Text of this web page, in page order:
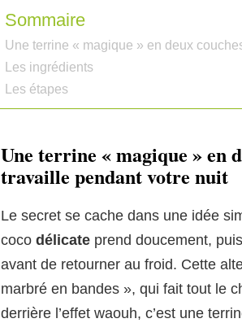
Sommaire
Une terrine « magique » en deux
Les ingrédients
Les étapes
Une terrine « magique » en
travaille pendant votre nuit
Le secret se cache dans une idée
coco délicate prend doucement,
avant de retourner au froid. Cette
marbré en bandes », qui fait tout le
derrière l’effet waouh, c’est une